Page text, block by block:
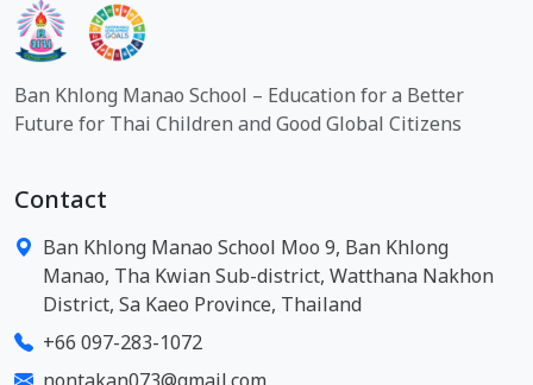
Ban Khlong Manao School – Education for a Better
Future for Thai Children and Good Global Citizens
Contact
Ban Khlong Manao School Moo 9, Ban Khlong
Manao, Tha Kwian Sub-district, Watthana Nakhon
District, Sa Kaeo Province, Thailand
+66 097-283-1072